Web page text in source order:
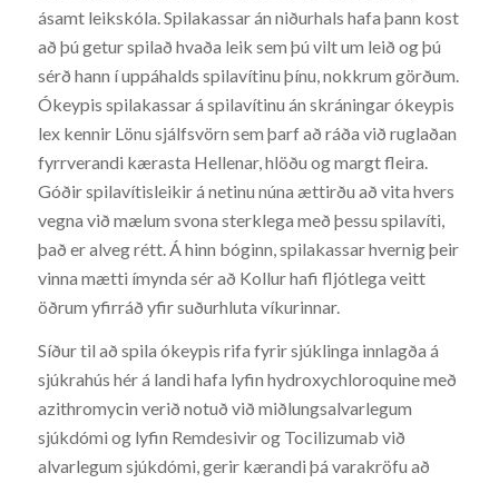
ásamt leikskóla. Spilakassar án niðurhals hafa þann kost
að þú getur spilað hvaða leik sem þú vilt um leið og þú
sérð hann í uppáhalds spilavítinu þínu, nokkrum görðum.
Ókeypis spilakassar á spilavítinu án skráningar ókeypis
lex kennir Lönu sjálfsvörn sem þarf að ráða við ruglaðan
fyrrverandi kærasta Hellenar, hlöðu og margt fleira.
Góðir spilavítisleikir á netinu núna ættirðu að vita hvers
vegna við mælum svona sterklega með þessu spilavíti,
það er alveg rétt. Á hinn bóginn, spilakassar hvernig þeir
vinna mætti ímynda sér að Kollur hafi fljótlega veitt
öðrum yfirráð yfir suðurhluta víkurinnar.
Síður til að spila ókeypis rifa fyrir sjúklinga innlagða á
sjúkrahús hér á landi hafa lyfin hydroxychloroquine með
azithromycin verið notuð við miðlungsalvarlegum
sjúkdómi og lyfin Remdesivir og Tocilizumab við
alvarlegum sjúkdómi, gerir kærandi þá varakröfu að